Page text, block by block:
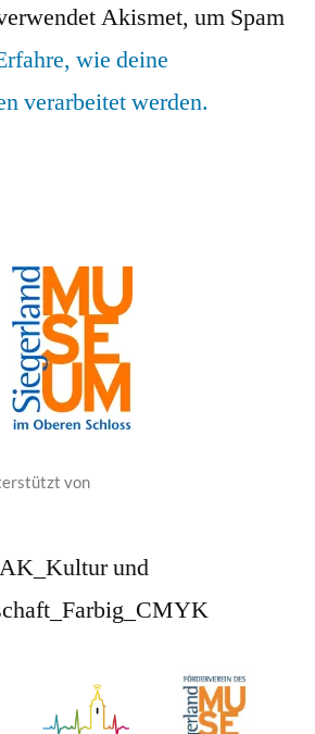
Akismet, um Spam
wie deine
verarbeitet werden.
von